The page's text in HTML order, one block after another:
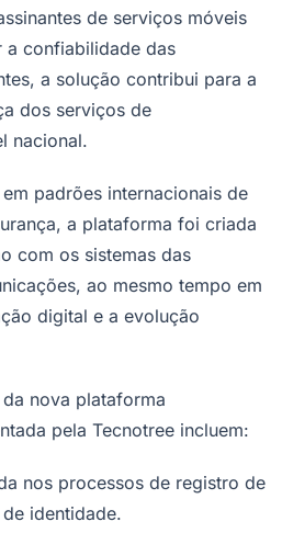
de serviços móveis
a confiabilidade das
a solução contribui para a
dos serviços de
nacional.
padrões internacionais de
a plataforma foi criada
com os sistemas das
ao mesmo tempo em
digital e a evolução
nova plataforma
pela Tecnotree incluem:
nos processos de registro de
identidade.